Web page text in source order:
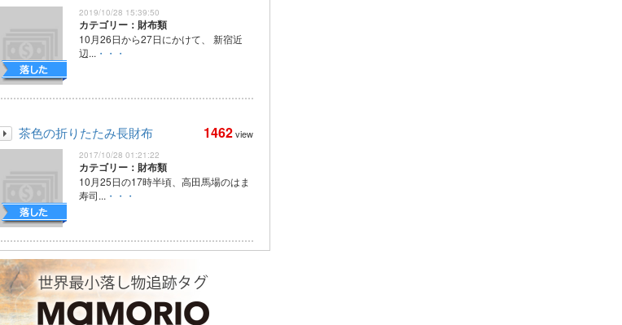
2019/10/28 15:39:50
カテゴリー：財布類
10月26日から27日にかけて、 新宿近
辺... ・・・
茶色の折りたたみ長財布 1462view
2017/10/28 01:21:22
カテゴリー：財布類
10月25日の17時半頃、高田馬場のはま
寿司... ・・・